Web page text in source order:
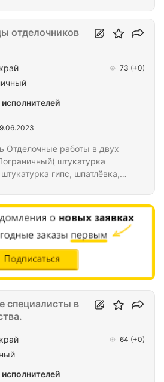
и монтаж металлических
-Контроль качества швов
безопасности Условия:
на объекте -Достойная
и проживания
Отделочные работы в двух
штукатурка
гипс, шпатлёвка,
отделочников
73 (+0)
специалисты в
64 (+0)